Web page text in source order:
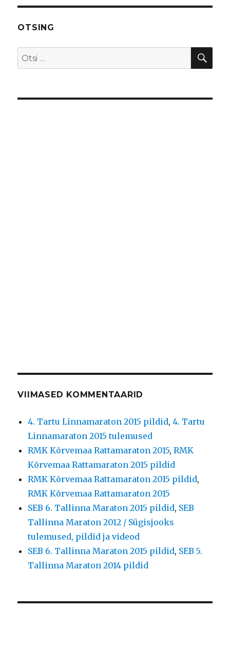
OTSING
Otsi:
VIIMASED KOMMENTAARID
4. Tartu Linnamaraton 2015 pildid,4. Tartu
Linnamaraton 2015 tulemused
RMK Kõrvemaa Rattamaraton 2015,RMK
Kõrvemaa Rattamaraton 2015 pildid
RMK Kõrvemaa Rattamaraton 2015 pildid,
RMK Kõrvemaa Rattamaraton 2015
SEB 6. Tallinna Maraton 2015 pildid, SEB
Tallinna Maraton 2012 / Sügisjooks
tulemused, pildid ja videod
SEB 6. Tallinna Maraton 2015 pildid, SEB 5.
Tallinna Maraton 2014 pildid